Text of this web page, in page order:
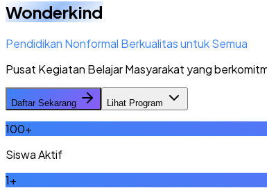
Wonderkind
Pendidikan Nonformal Berkualitas untuk Semua
Pusat Kegiatan Belajar Masyarakat yang
Daftar Sekarang Lihat Program
100+
Siswa Aktif
1+